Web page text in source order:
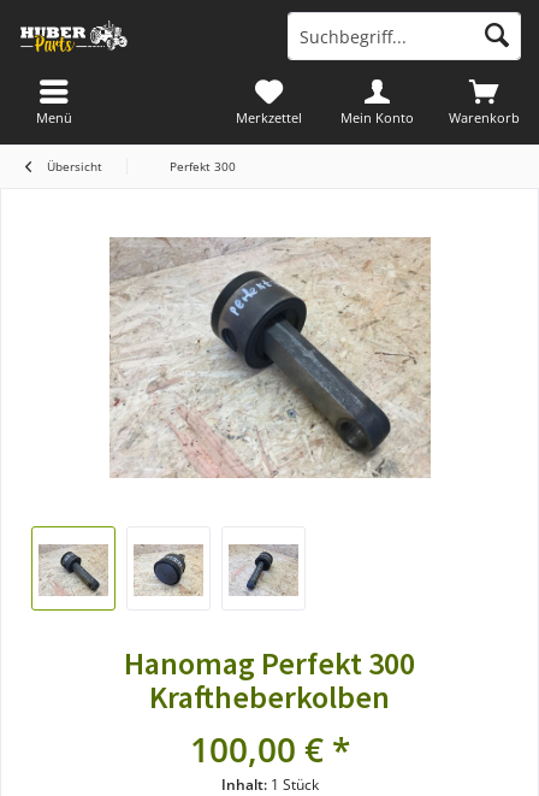
Warenkorb
Merkzettel Mein Konto
Menü
Übersicht Perfekt 300
Hanomag Perfekt 300
Kraftheberkolben
100,00 € *
Inhalt: 1 Stück